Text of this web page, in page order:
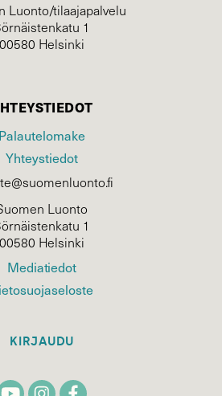
Luonto/tilaajapalvelu
1
00580 Helsinki
Palautelomake
Yhteystiedot
Luonto
1
00580 Helsinki
Mediatiedot
KIRJAUDU